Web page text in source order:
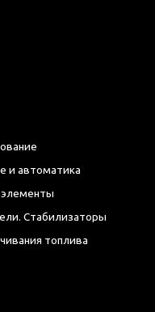
и автоматика
Стабилизаторы
топлива